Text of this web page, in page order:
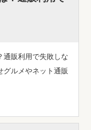
通販利用で失敗しな
グルメやネット通販